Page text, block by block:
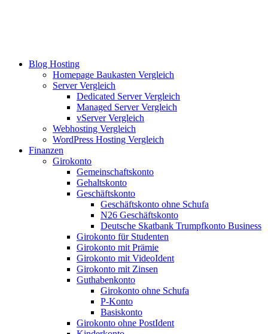
Blog Hosting
Homepage Baukasten Vergleich
Server Vergleich
Dedicated Server Vergleich
Managed Server Vergleich
vServer Vergleich
Webhosting Vergleich
WordPress Hosting Vergleich
Finanzen
Girokonto
Gemeinschaftskonto
Gehaltskonto
Geschäftskonto
Geschäftskonto ohne Schufa
N26 Geschäftskonto
Deutsche Skatbank Trumpfkonto Business
Girokonto für Studenten
Girokonto mit Prämie
Girokonto mit VideoIdent
Girokonto mit Zinsen
Guthabenkonto
Girokonto ohne Schufa
P-Konto
Basiskonto
Girokonto ohne PostIdent